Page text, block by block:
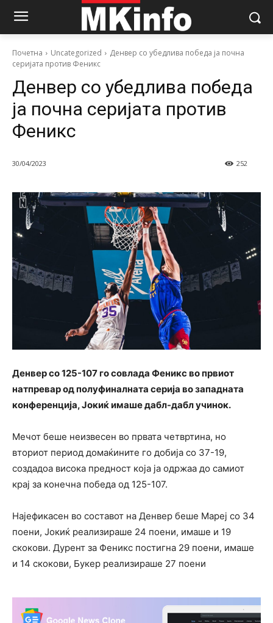
Почетна Uncategorized
Денвер со убедлива победа ја почна
серијата против Феникс
Денвер со убедлива победа
ја почна серијата против
Феникс
30/04/2023 252
Денвер со 125-107 го совлада Феникс во првиот
натпревар од полуфиналната серија во западната
конференција, Јокиќ имаше дабл-дабл учинок.
Мечот беше неизвесен во првата четвртина, но
вториот период домаќините го добија со 37-19,
создадоа висока предност која ја одржаа до самиот
крај за конечна победа од 125-107.
Најефикасен во составот на Денвер беше Мареј со 34
поени, Јокиќ реализираше 24 поени, имаше и 19
скокови. Дурент за Феникс постигна 29 поени, имаше
и 14 скокови, Букер реализираше 27 поени